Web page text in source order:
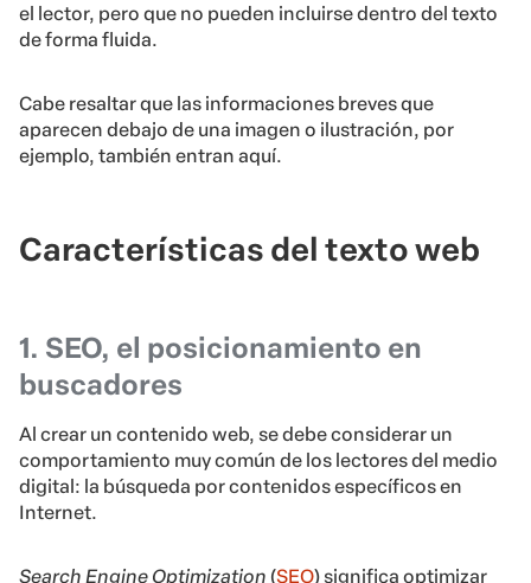
el lector, pero que no pueden incluirse dentro del texto
de forma fluida.
Cabe resaltar que las informaciones breves que
aparecen debajo de una imagen o ilustración, por
ejemplo, también entran aquí.
Características del texto web
1. SEO, el posicionamiento en
buscadores
Al crear un contenido web, se debe considerar un
comportamiento muy común de los lectores del medio
digital: la búsqueda por contenidos específicos en
Internet.
Search Engine Optimization (SEO) significa optimizar